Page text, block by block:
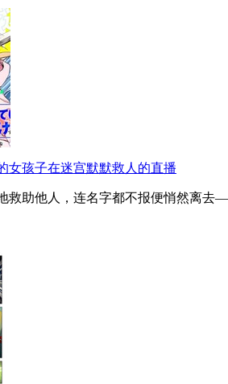
女孩子在迷宫默默救人的直播
救助他人，连名字都不报便悄然离去